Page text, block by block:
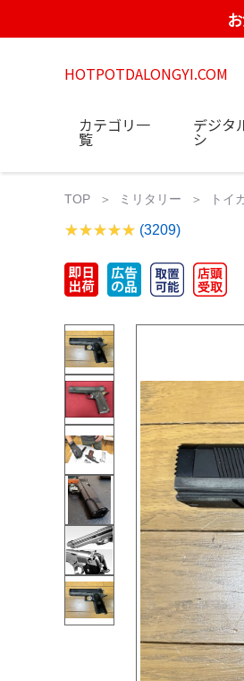
HOTPOTDALONGYI.COM
カテゴリ一
覧
デジタ
シ
TOP ミリタリー トイ
(3209)